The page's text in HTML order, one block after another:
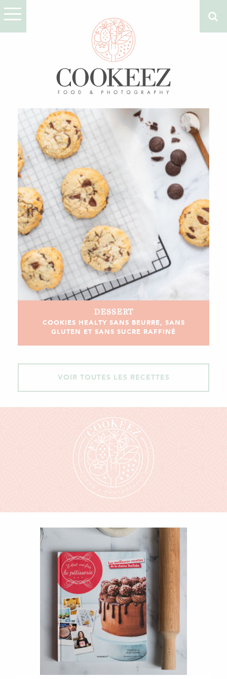
DESSERT
COOKIES HEALTY SANS BEURRE, SANS
GLUTEN ET SANS SUCRE RAFFINÉ
VOIR TOUTES LES RECETTES